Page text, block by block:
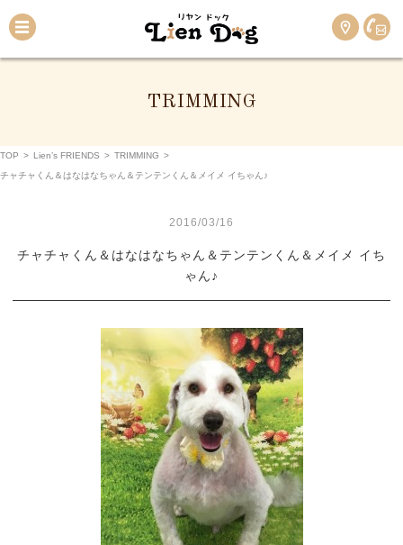
TRIMMING
TOP > Lien’s FRIENDS > TRIMMING >
チャチャくん＆はなはなちゃん＆テンテンくん＆メイメ イちゃん♪
2016/03/16
チャチャくん＆はなはなちゃん＆テンテンくん＆メイメ イち
ゃん♪